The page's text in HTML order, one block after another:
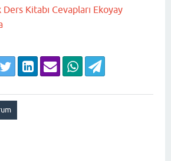
Kitabı Cevapları Ekoyay